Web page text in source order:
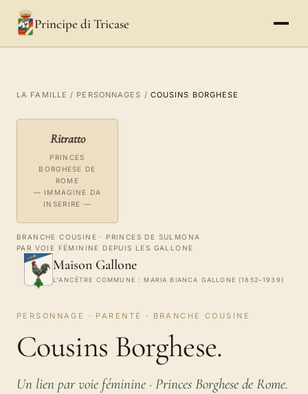
Principe di Tricase
LA FAMILLE / PERSONNAGES / COUSINS BORGHESE
Ritratto
PRINCES
BORGHESE DE
ROME
— IMMAGINE DA
INSERIRE —
BRANCHE COUSINE · PRINCES DE SULMONA
PAR VOIE FÉMININE DEPUIS LES GALLONE
Maison Gallone
L'ANCÊTRE COMMUNE : MARIA BIANCA GALLONE (1852–1939)
PERSONNAGE · PARENTÉ · BRANCHE COUSINE
Cousins Borghese.
Un lien par voie féminine · Princes Borghese de Rome.